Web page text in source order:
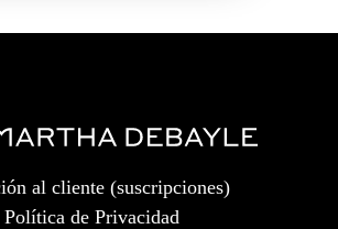
al cliente (suscripciones)
Política de Privacidad